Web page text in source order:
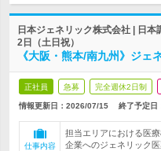
日本ジェネリック株式会社 | 日
2日（土日祝）
《大阪・熊本/南九州》ジ
正社員 急募 完全週休2日制
情報更新日：2026/07/15 終了予定日
仕事内容
担当エリアにおける医
企業へのジェネリック